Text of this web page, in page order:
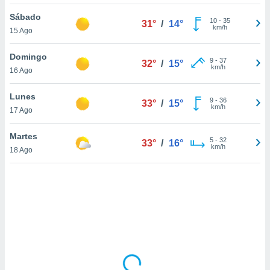
de
sitio
de que
sean
para
ni para
Sábado
15 Ago
31° / 14° 10- 35
km/h
Domingo
16 Ago
32° / 15° 9- 37
km/h
Lunes
17 Ago
33° / 15° 9- 36
km/h
Martes
18 Ago
33° / 16° 5- 32
km/h